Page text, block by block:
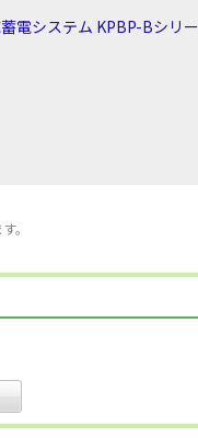
電システム KPBP-Bシリ
。